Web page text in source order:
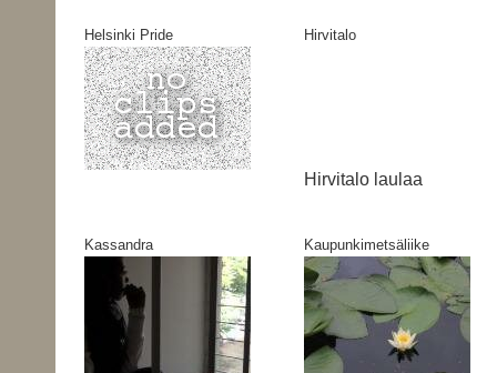
Helsinki Pride Hirvitalo
Hirvitalo laulaa
Kassandra Kaupunkimetsäliike